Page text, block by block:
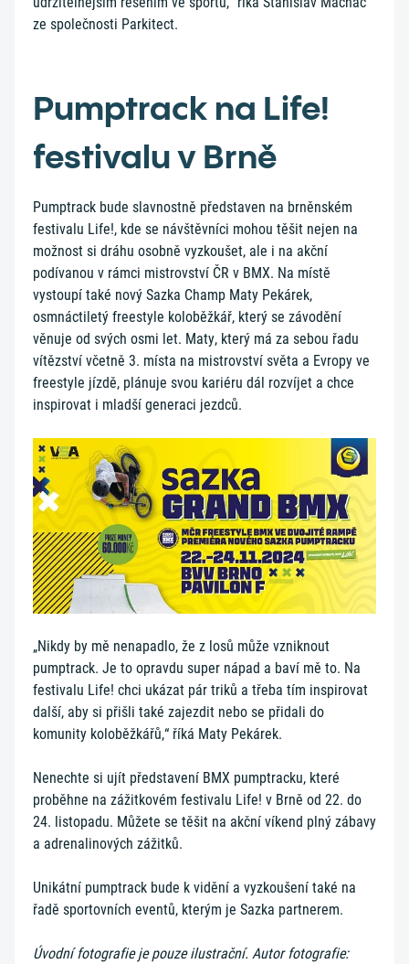
ze společnosti Parkitect.
Pumptrack na Life!
festivalu v Brně
Pumptrack bude slavnostně představen na brněnském
festivalu Life!, kde se návštěvníci mohou těšit nejen na
možnost si dráhu osobně vyzkoušet, ale i na akční
podívanou v rámci mistrovství ČR v BMX. Na místě
vystoupí také nový Sazka Champ Maty Pekárek,
osmnáctiletý freestyle koloběžkář, který se závodění
věnuje od svých osmi let. Maty, který má za sebou řadu
vítězství včetně 3. místa na mistrovství světa a Evropy ve
freestyle jízdě, plánuje svou kariéru dál rozvíjet a chce
inspirovat i mladší generaci jezdců.
„Nikdy by mě nenapadlo, že z losů může vzniknout
pumptrack. Je to opravdu super nápad a baví mě to. Na
festivalu Life! chci ukázat pár triků a třeba tím inspirovat
další, aby si přišli také zajezdit nebo se přidali do
komunity koloběžkářů,“ říká Maty Pekárek.
Nenechte si ujít představení BMX pumptracku, které
proběhne na zážitkovém festivalu Life! v Brně od 22. do
24. listopadu. Můžete se těšit na akční víkend plný zábavy
a adrenalinových zážitků.
Unikátní pumptrack bude k vidění a vyzkoušení také na
řadě sportovních eventů, kterým je Sazka partnerem.
Úvodní fotografie je pouze ilustrační. Autor fotografie: